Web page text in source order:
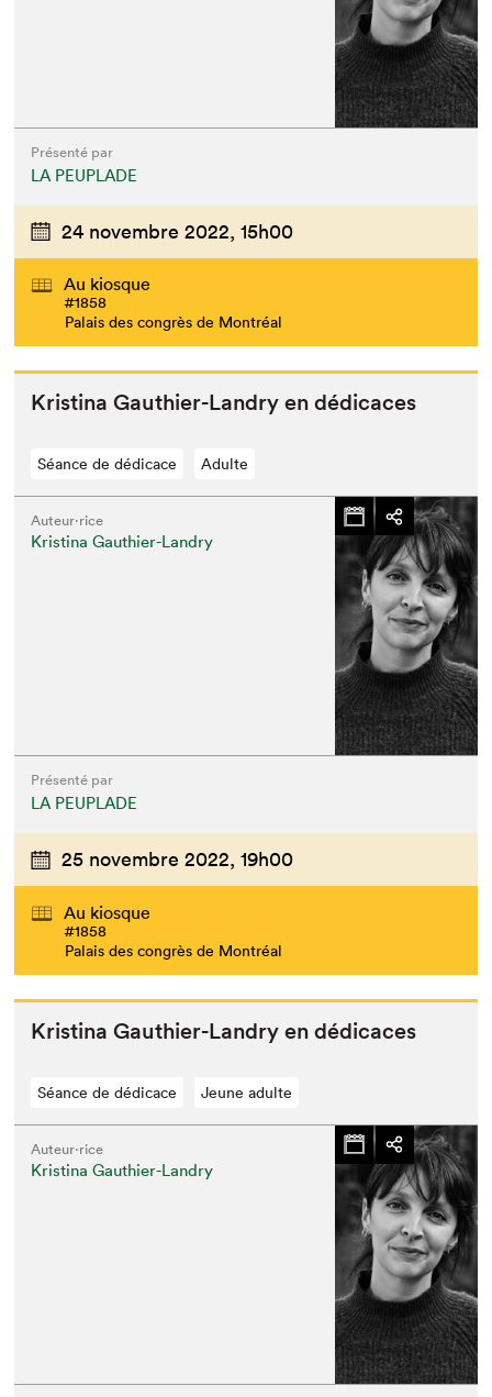
Que cherchez-vous?
Présenté par
LA PEUPLADE
24 novembre 2022, 15h00
Au kiosque
#1858
Palais des congrès de Montréal
Kristi­na Gau­thi­er-Landry en dédicaces
Séance de dédicace Adulte
Auteur·rice
Kristina Gauthier-Landry
Présenté par
LA PEUPLADE
25 novembre 2022, 19h00
Au kiosque
#1858
Palais des congrès de Montréal
Kristi­na Gau­thi­er-Landry en dédicaces
Séance de dédicace Jeune adulte
Auteur·rice
Kristina Gauthier-Landry